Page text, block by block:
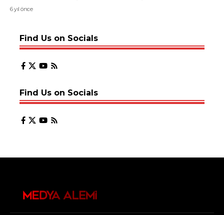
6 yıl önce
Find Us on Socials
Find Us on Socials